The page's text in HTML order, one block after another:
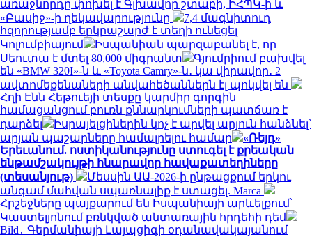
առաջնորդը փոխել է Գլխավոր շտաբի, ԻՀՊԿ-ի և
«Բասիջ»-ի ղեկավարությունը
7,4 մագնիտուդ
հզորությամբ երկրաշարժ է տեղի ունեցել
Կոլումբիայում
Իսպանիան պարզաբանել է, որ
Սեուտա է մտել 80,000 միգրանտ
Գյումրիում բախվել
են «BMW 320I»-ն և «Toyota Camry»-ն․ կա վիրավոր․ 2
ավտոմեքենաների անվահեծաններն էլ պոկվել են
Հղի Էնն Հեթուեյի տեսքը կարմիր գորգին
համացանցում բուռն քննարկումների պատճառ է
դարձել
Իսրայելցիներին կոչ է արվել արյուն հանձնել՝
արյան պաշարները համալրելու համար
«Ռեյդ»
Երեւանում. ոստիկանությունը ստուգել է քրեական
ենթամշակույթի հնարավոր հավաքատեղիները
(տեսանյութ)
Մեսսին ԱԱ-2026-ի ընթացքում երկու
անգամ մահվան սպառնալիք է ստացել. Marca
Հրշեջները պայքարում են Իսպանիայի արևելքում՝
Կաստելյոնում բռնկված անտառային հրդեհի դեմ
Bild․ Գերմանիայի Լայպցիգի օդանավակայանում